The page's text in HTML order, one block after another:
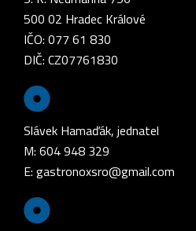
500 02 Hradec Králové
IČO: 077 61 830
DIČ: CZ07761830
Slávek Hamaďák, jednatel
M: 604 948 329
E: gastronoxsro@gmail.com